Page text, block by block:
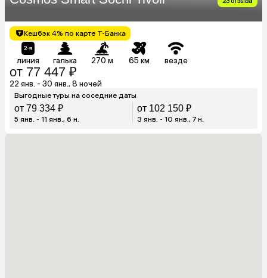
Кешбэк 4% по карте Т-Банка
линия галька 270 м 65 км везде
от 77 447 ₽
22 янв. - 30 янв., 8 ночей
Выгодные туры на соседние даты
от 79 334 ₽
5 янв. - 11 янв., 6 н.
от 102 150 ₽
3 янв. - 10 янв., 7 н.